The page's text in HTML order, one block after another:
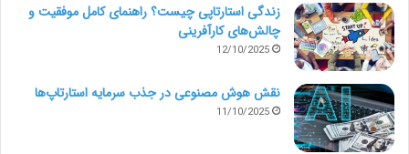
زندگی استارتاپی چیست؟ راهنمای کامل موفقیت و
چالش‌های کارآفرینی
12/10/2025
نقش هوش مصنوعی در جذب سرمایه استارتاپ‌ها
11/10/2025